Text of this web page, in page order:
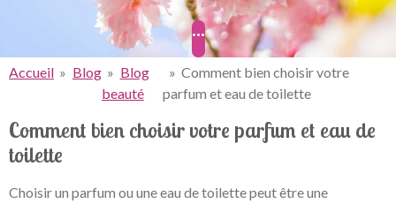
...
Accueil » Blog » Blog
beauté
» Comment bien choisir votre
parfum et eau de toilette
Comment bien choisir votre parfum et eau de
toilette
Choisir un parfum ou une eau de toilette peut être une